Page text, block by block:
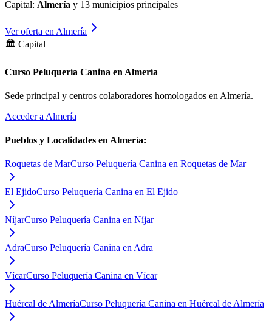
Capital: Almería y 13 municipios principales
Ver oferta en Almería
🏛️ Capital
Curso Peluquería Canina en Almería
Sede principal y centros colaboradores homologados en Almería.
Acceder a Almería
Pueblos y Localidades en Almería:
Roquetas de MarCurso Peluquería Canina en Roquetas de Mar
El EjidoCurso Peluquería Canina en El Ejido
NíjarCurso Peluquería Canina en Níjar
AdraCurso Peluquería Canina en Adra
VícarCurso Peluquería Canina en Vícar
Huércal de AlmeríaCurso Peluquería Canina en Huércal de Almería